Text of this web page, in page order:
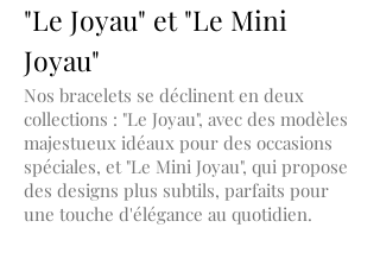
"Le Joyau" et "Le Mini
Joyau"
Nos bracelets se déclinent en deux
collections : "Le Joyau", avec des modèles
majestueux idéaux pour des occasions
spéciales, et "Le Mini Joyau", qui propose
des designs plus subtils, parfaits pour
une touche d'élégance au quotidien.